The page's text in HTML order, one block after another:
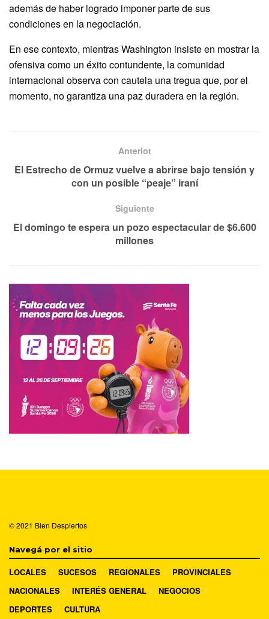
además de haber logrado imponer parte de sus
condiciones en la negociación.
En ese contexto, mientras Washington insiste en mostrar la
ofensiva como un éxito contundente, la comunidad
internacional observa con cautela una tregua que, por el
momento, no garantiza una paz duradera en la región.
Anteriot
El Estrecho de Ormuz vuelve a abrirse bajo tensión y
con un posible “peaje” iraní
Siguiente
El domingo te espera un pozo espectacular de $6.600
millones
© 2021 Bien Despiertos
Navegá por el sitio
LOCALES SUCESOS REGIONALES
PROVINCIALES
NACIONALES
INTERÉS GENERAL
NEGOCIOS
DEPORTES
CULTURA